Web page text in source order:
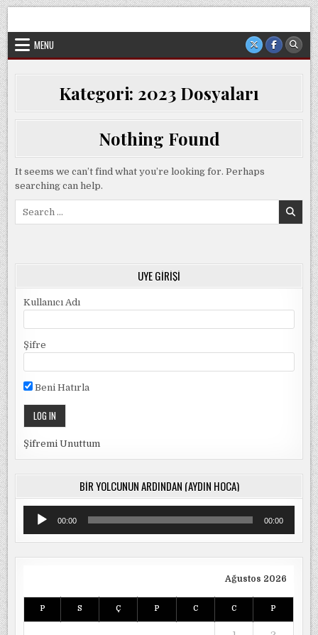
Skip
to
content
veya cemaatin güdümünde ya da tesirinde olmayan, tamamen
MENU
Kategori: 2023 Dosyaları
Nothing Found
It seems we can’t find what you’re looking for. Perhaps
searching can help.
ÜYE GIRIŞI
Kullanıcı Adı
Şifre
Beni Hatırla
Şifremi Unuttum
BIR YOLCUNUN ARDINDAN (AYDIN HOCA)
Ses
oynatıcı00:00 00:00
Ağustos 2026
P S Ç P C C P